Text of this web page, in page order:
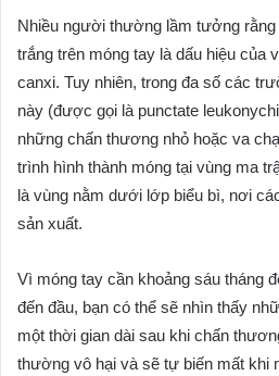
Nhiều người thường lầm tưởng
trắng trên móng tay là dấu hiệu của
canxi. Tuy nhiên, trong đa số các
này (được gọi là punctate
những chấn thương nhỏ hoặc va
trình hình thành móng tại vùng ma
là vùng nằm dưới lớp biểu bì, nơi
sản xuất.
Vì móng tay cần khoảng sáu tháng
đến đầu, bạn có thể sẽ nhìn thấy
một thời gian dài sau khi chấn
thường vô hại và sẽ tự biến mất khi